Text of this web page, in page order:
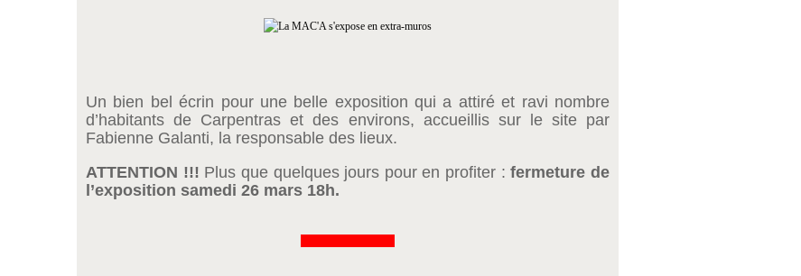
Un bien bel écrin pour une belle exposition qui a attiré et ravi nombre
d’habitants de Carpentras et des environs, accueillis sur le site par
Fabienne Galanti, la responsable des lieux.
ATTENTION !!! Plus que quelques jours pour en profiter :fermeture de
l’exposition samedi 26 mars 18h.